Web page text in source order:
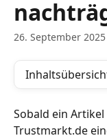
26. September 2025
Sobald ein
Trustmarkt.de